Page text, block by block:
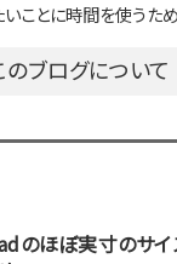
いことに時間を使うた
のブログについて
のほぼ実寸のサイ